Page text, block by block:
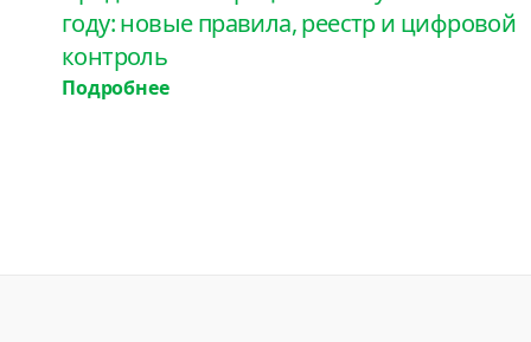
году: новые правила, реестр и цифровой
контроль
Подробнее